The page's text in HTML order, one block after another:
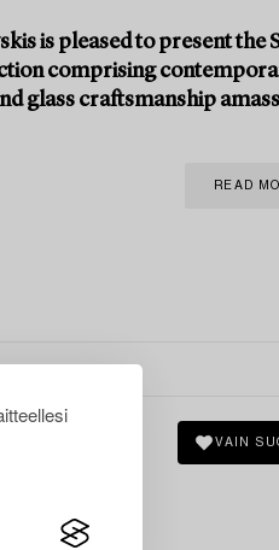
is pleased to present the
comprising
glass craftsmanship
READ
VAIN